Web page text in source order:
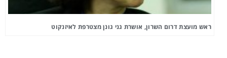
ראש מועצת דרום השרון, אושרת גני גונן מצטרפת לאיזנקוט